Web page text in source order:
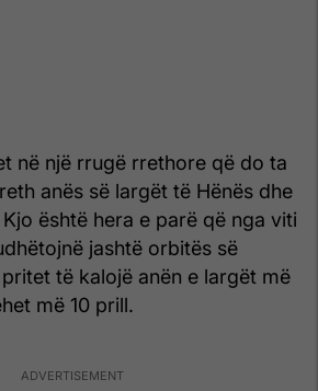
në një rrugë rrethore që do ta
anës së largët të Hënës dhe
është hera e parë që nga viti
jashtë orbitës së
të kalojë anën e largët më
më 10 prill.